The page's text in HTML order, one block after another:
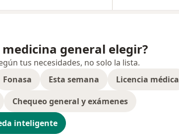
medicina general elegir?
tus necesidades, no solo la lista.
Fonasa Esta semana Licencia médica
Chequeo general y exámenes
inteligente